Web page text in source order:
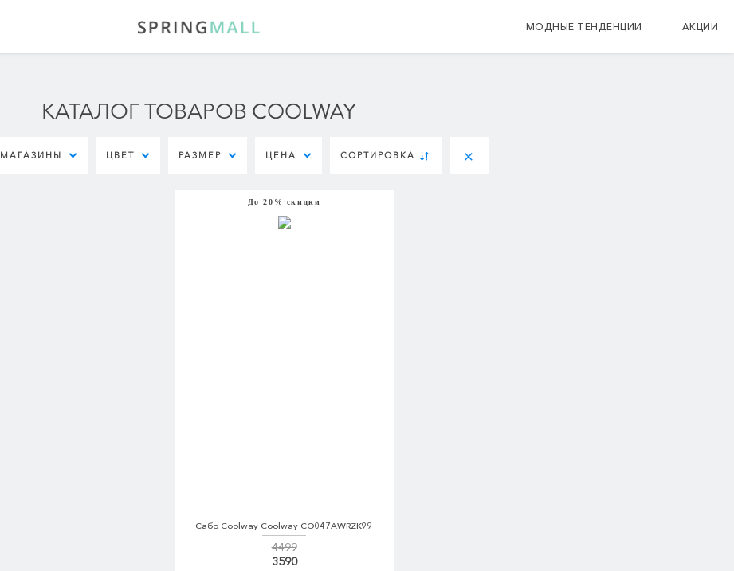
МОДНЫЕ ТЕНДЕНЦИИ АКЦИИ
КАТАЛОГ ТОВАРОВ COOLWAY
МАГАЗИНЫ ЦВЕТ РАЗМЕР ЦЕНА СОРТИРОВКА
До 20% скидки
Сабо Coolway Coolway CO047AWRZK99
4499
3590